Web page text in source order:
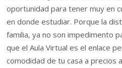
oportunidad para tener muy en
en donde estudiar. Porque la
familia, ya no son impedimento
que el Aula Virtual es el enlace
comodidad de tu casa a precios